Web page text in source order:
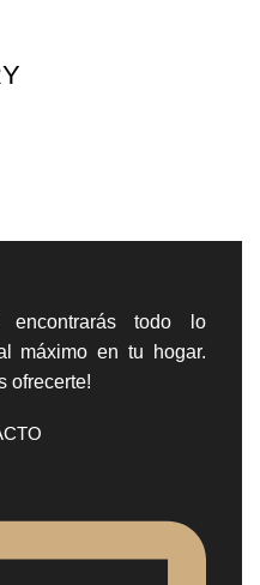
encontrarás todo lo
máximo en tu hogar.
ofrecerte!